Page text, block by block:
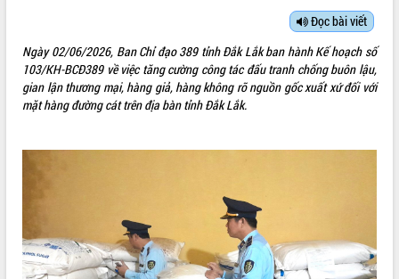
UBND CÁC XÃ, PHƯỜNG
THÔNG TIN CHỈ ĐẠO ĐIỀU HÀNH
VĂN BẢN HĐND TỈNH
QUY HOẠCH - KẾ HOẠCH
Đọc bài viết
Ngày 02/06/2026, Ban Chỉ đạo 389 tỉnh Đắk Lắk ban hành Kế hoạch số
103/KH-BCĐ389 về việc tăng cường công tác đấu tranh chống buôn lậu,
gian lận thương mại, hàng giả, hàng không rõ nguồn gốc xuất xứ đối với
mặt hàng đường cát trên địa bàn tỉnh Đắk Lắk.